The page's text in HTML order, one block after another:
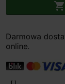

Darmowa
online.